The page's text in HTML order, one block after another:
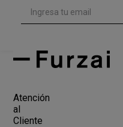
Atención
al
Cliente